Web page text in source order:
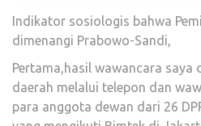
Indikator sosiologis bahwa
dimenangi Prabowo-Sandi,
Pertama,hasil wawancara saya
daerah melalui telepon dan
para anggota dewan dari 26